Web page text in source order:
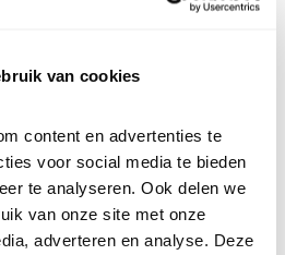
van cookies
content en advertenties te
voor social media te bieden
te analyseren. Ook delen we
van onze site met onze
adverteren en analyse. Deze
Vind ik leuk
Bewaar deze blog
de